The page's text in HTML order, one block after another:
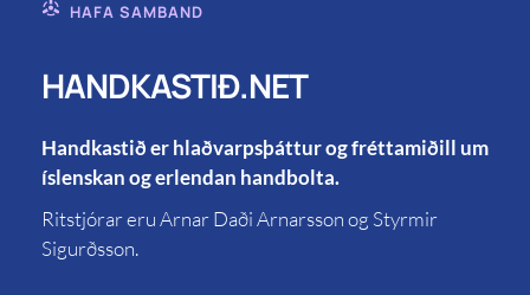
HAFA SAMBAND
HANDKASTIÐ.NET
Handkastið er hlaðvarpsþáttur og fréttamiðill um
íslenskan og erlendan handbolta.
Ritstjórar eru Arnar Daði Arnarsson og Styrmir
Sigurðsson.